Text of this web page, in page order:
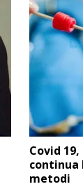
Covid
continua
metodi